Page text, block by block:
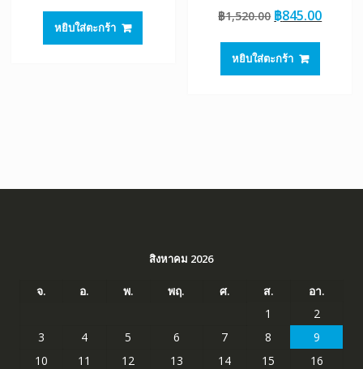
was:
฿1,520.00.
หยิบใส่ตะกร้า
5.00
ตั้งแต่ 1-5
฿1,520.00 Original
was:
฿1,520.00.
฿845.00
หยิบใส่ตะกร้า
สิงหาคม 2026
จ. อ. พ. พฤ. ศ. ส.
อา.
1
2
3
4 5 6 7 8
9
10
11 12 13 14 15
16